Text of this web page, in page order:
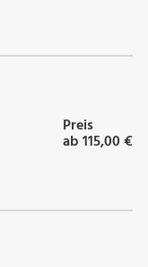
Preis
ab 115,00 €